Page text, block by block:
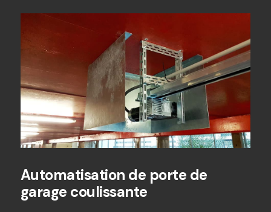
Automatisation de porte de
garage coulissante